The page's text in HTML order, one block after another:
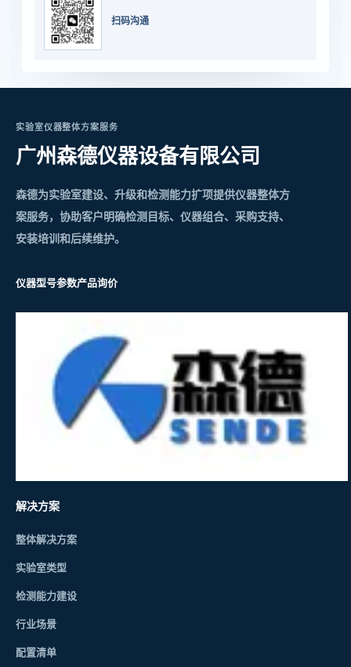
扫码沟通
实验室仪器整体方案服务
广州森德仪器设备有限公司
森德为实验室建设、升级和检测能力扩项提供仪器整体方
案服务，协助客户明确检测目标、仪器组合、采购支持、
安装培训和后续维护。
仪器型号参数产品询价
解决方案
整体解决方案
实验室类型
检测能力建设
行业场景
配置清单